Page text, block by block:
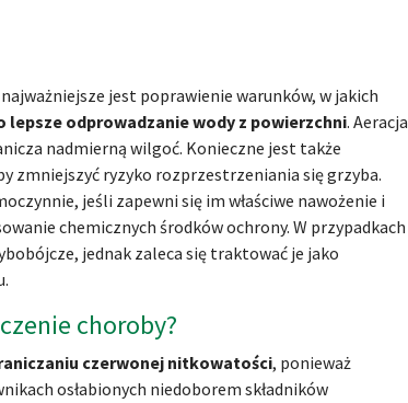
jest poprawienie warunków, w jakich
lepsze odprowadzanie wody z powierzchni. Aeracja
nadmierną wilgoć. Konieczne jest także
zmniejszyć ryzyko rozprzestrzeniania się grzyba.
jeśli zapewni się im właściwe nawożenie i
chemicznych środków ochrony. W przypadkach
jednak zaleca się traktować je jako
choroby?
czerwonej nitkowatości, ponieważ
osłabionych niedoborem składników